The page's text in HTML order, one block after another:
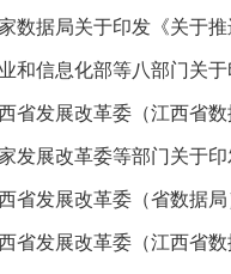
数据局关于印发《关于
和信息化部等八部门关
省发展改革委（江西省
发展改革委等部门关于
省发展改革委（省数据
省发展改革委（江西省